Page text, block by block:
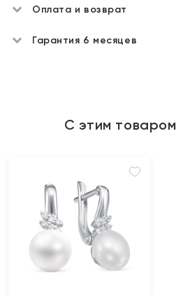
Оплата и возврат
Гарантия 6 месяцев
С этим